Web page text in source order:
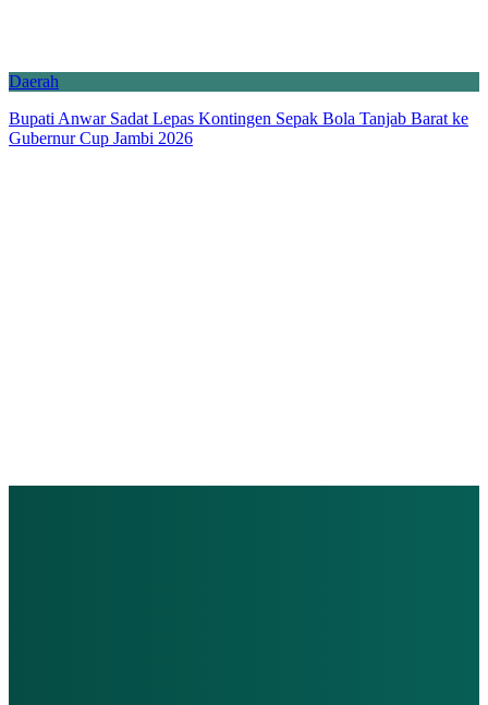
Daerah
Bupati Anwar Sadat Lepas Kontingen Sepak Bola Tanjab Barat ke
Gubernur Cup Jambi 2026